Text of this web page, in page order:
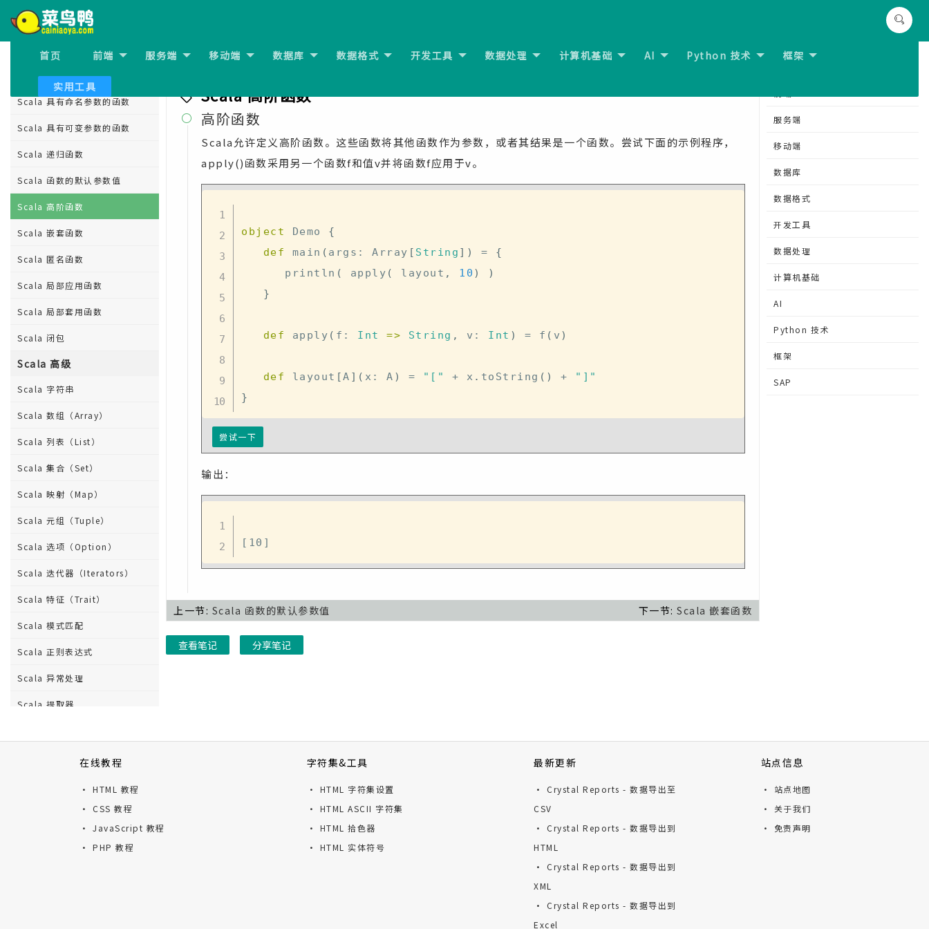
首页 前端 服务端 移动端 数据库 数据格式 开发工具 数据处理 计算机基础 AI Python 技术 框架
实用工具
Scala 函数
Scala 函数
Scala 函数按名称调用
Scala 具有命名参数的函数
Scala 具有可变参数的函数
Scala 递归函数
Scala 函数的默认参数值
Scala 高阶函数
Scala 嵌套函数
Scala 匿名函数
Scala 局部应用函数
Scala 局部套用函数
Scala 闭包
Scala 高级
Scala 字符串
Scala 数组（Array）
Scala 列表（List）
Scala 集合（Set）
Scala 映射（Map）
Scala 元组（Tuple）
Scala 选项（Option）
Scala 迭代器（Iterators）
Scala 特征（Trait）
Scala 模式匹配
Scala 正则表达式
Scala 异常处理
Scala 提取器
Scala 高阶函数
 高阶函数
Scala允许定义高阶函数。这些函数将其他函数作为参数，或者其结果是一个函数。尝试下面的示例程序，
apply()函数采用另一个函数f和值v并将函数f应用于v。
object Demo {
def
main ( args : Array [ String ] ) =
{
      println
( apply ( layout , 10 )
)
}
def apply ( f : Int => String , v : Int ) = f ( v )
def layout [A ] ( x : A ) = "[" + x . toString ( ) +
"]"
}
尝试一下
输出：
上一节: Scala 函数的默认参数值 下一节:Scala 嵌套函数
查看笔记 分享笔记
服务端
移动端
数据库
数据格式
开发工具
数据处理
计算机基础
AI
Python 技术
框架
SAP
在线教程
· HTML 教程
· CSS 教程
· JavaScript 教程
· PHP 教程
字符集&工具
· HTML 字符集设置
· HTML ASCII 字符集
· HTML 拾色器
· HTML 实体符号
最新更新
· Crystal Reports - 数据导出至
CSV
· Crystal Reports - 数据导出到
HTML
· Crystal Reports - 数据导出到
XML
· Crystal Reports - 数据导出到
Excel
站点信息
· 站点地图
· 关于我们
· 免责声明